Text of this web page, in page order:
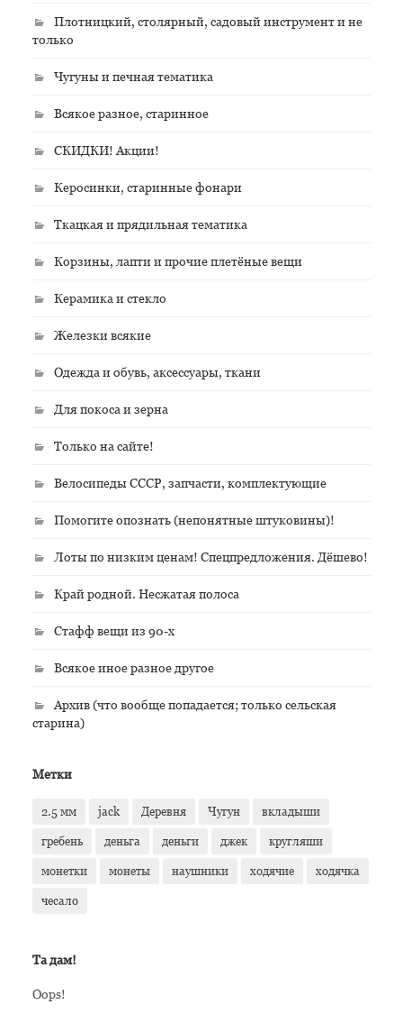
Плотницкий, столярный, садовый инструмент и не
только
Чугуны и печная тематика
Всякое разное, старинное
СКИДКИ! Акции!
Керосинки, старинные фонари
Ткацкая и прядильная тематика
Корзины, лапти и прочие плетёные вещи
Керамика и стекло
Железки всякие
Одежда и обувь, аксессуары, ткани
Для покоса и зерна
Только на сайте!
Велосипеды СССР, запчасти, комплектующие
Помогите опознать (непонятные штуковины)!
Лоты по низким ценам! Спецпредложения. Дёшево!
Край родной. Несжатая полоса
Стафф вещи из 90-х
Всякое иное разное другое
Архив (что вообще попадается; только сельская
старина)
Метки
2.5 мм jack Деревня Чугун вкладыши
гребень деньга деньги джек кругляши
монетки монеты наушники ходячие ходячка
чесало
Та дам!
Oops!